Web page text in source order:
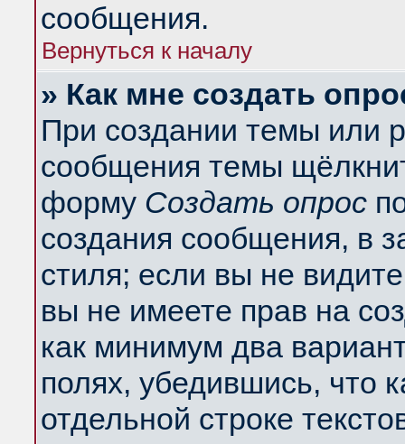
сообщения.
Вернуться к началу
» Как мне создать
При создании темы или
сообщения темы
форму Создать опрос
создания сообщения, в
стиля; если вы не
вы не имеете прав на
как минимум два
полях, убедившись, что
отдельной строке